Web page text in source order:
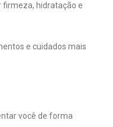
firmeza, hidratação e
e cuidados mais
você de forma